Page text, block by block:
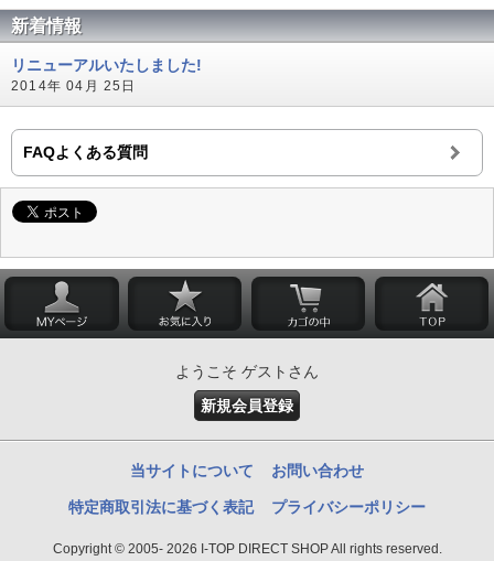
新着情報
リニューアルいたしました!
2014年 04月 25日
FAQよくある質問
ようこそ ゲストさん
新規会員登録
当サイトについて お問い合わせ
特定商取引法に基づく表記 プライバシーポリシー
Copyright © 2005- 2026 I-TOP DIRECT SHOP All rights reserved.